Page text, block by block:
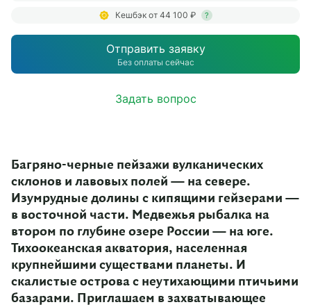
Багряно-черные пейзажи вулканических
склонов и лавовых полей — на севере.
Изумрудные долины с кипящими гейзерами —
в восточной части. Медвежья рыбалка на
втором по глубине озере России — на юге.
Тихоокеанская акватория, населенная
крупнейшими существами планеты. И
скалистые острова с неутихающими птичьими
базарами. Приглашаем в захватывающее
Кешбэк от 44 100 ₽ ?
Отправить заявку
Без оплаты сейчас
Задать вопрос